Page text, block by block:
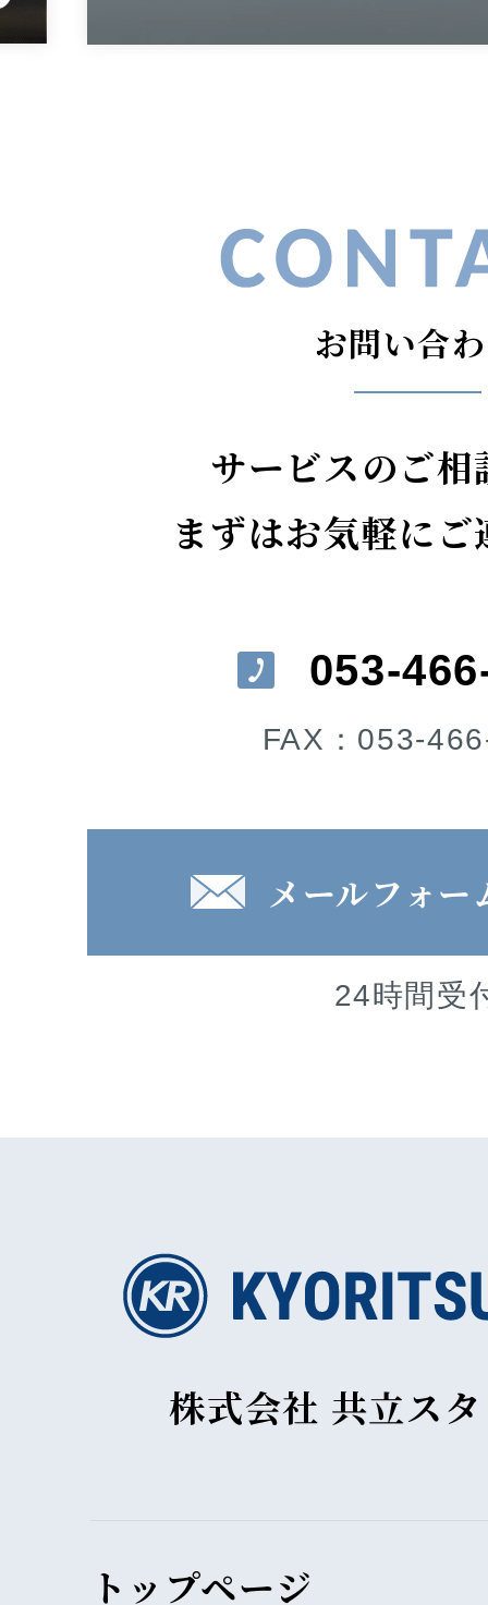
お問い合
サービスのご
まずはお気軽に
053-
FAX：053-
メールフォー
24時間受
株式会社 共立ス
トップページ